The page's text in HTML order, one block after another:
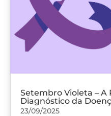
Setembro Violeta – A
Diagnóstico da
23/09/2025